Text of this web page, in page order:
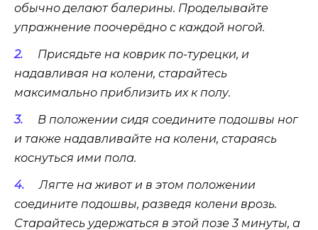
обычно делают балерины. Проделывайте
упражнение поочерёдно с каждой ногой.
Присядьте на коврик по-турецки, и
надавливая на колени, старайтесь
максимально приблизить их к полу.
В положении сидя соедините подошвы ног
и также надавливайте на колени, стараясь
коснуться ими пола.
Лягте на живот и в этом положении
соедините подошвы, разведя колени врозь.
Старайтесь удержаться в этой позе 3 минуты, а